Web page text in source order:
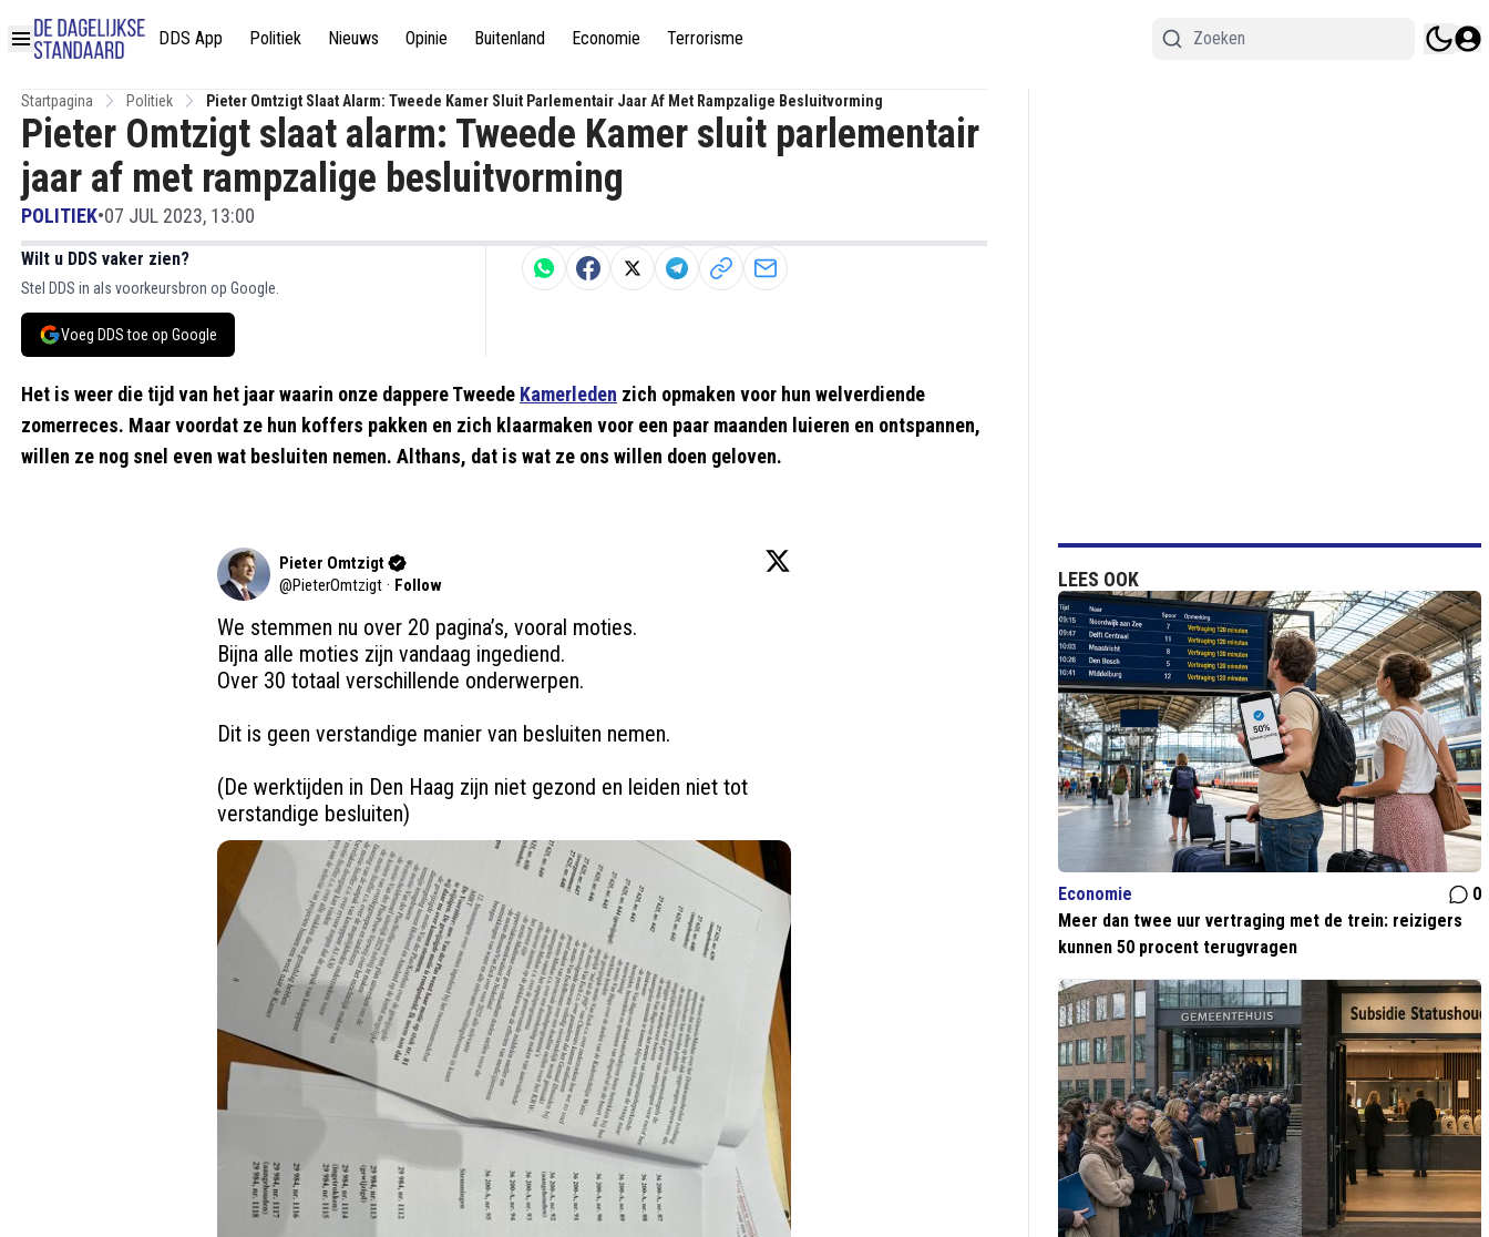
DDS App Politiek Nieuws Opinie Buitenland Economie Terrorisme
Startpagina Politiek Pieter Omtzigt Slaat Alarm: Tweede Kamer Sluit Parlementair Jaar Af Met Rampzalige Besluitvorming
Pieter Omtzigt slaat alarm: Tweede Kamer sluit parlementair
jaar af met rampzalige besluitvorming
POLITIEK•07 JUL 2023, 13:00
Wilt u DDS vaker zien?
Stel DDS in als voorkeursbron op Google.
Voeg DDS toe op Google
Het is weer die tijd van het jaar waarin onze dappere Tweede Kamerleden zich opmaken voor hun welverdiende
zomerreces. Maar voordat ze hun koffers pakken en zich klaarmaken voor een paar maanden luieren en ontspannen,
willen ze nog snel even wat besluiten nemen. Althans, dat is wat ze ons willen doen geloven.
Pieter Omtzigt
@PieterOmtzigt · Follow
We stemmen nu over 20 pagina’s, vooral moties.
Bijna alle moties zijn vandaag ingediend.
Over 30 totaal verschillende onderwerpen.
Dit is geen verstandige manier van besluiten nemen.
(De werktijden in Den Haag zijn niet gezond en leiden niet tot
verstandige besluiten)
LEES OOK
Economie
0
Meer dan twee uur vertraging met de trein: reizigers
kunnen 50 procent terugvragen